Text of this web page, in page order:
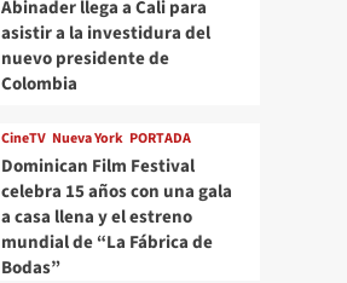
Abinader llega a Cali para
asistir a la investidura del
nuevo presidente de
Colombia
CineTV Nueva York PORTADA
Dominican Film Festival
celebra 15 años con una gala
a casa llena y el estreno
mundial de “La Fábrica de
Bodas”